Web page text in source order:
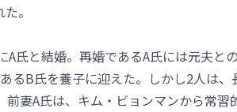
。
A氏と結婚。再婚であるA氏には元夫と
るB氏を養子に迎えた。しかし2人は
前妻A氏は、キム・ビョンマンから常